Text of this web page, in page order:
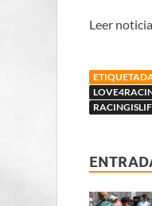
Leer